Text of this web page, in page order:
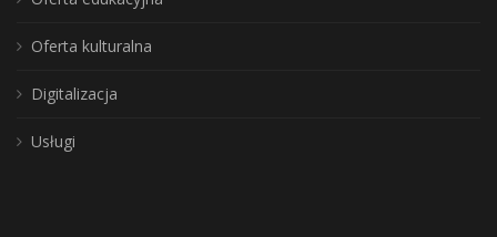
Oferta kulturalna
Digitalizacja
Usługi